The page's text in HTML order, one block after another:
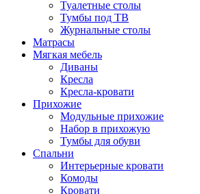
Туалетные столы
Тумбы под ТВ
Журнальные столы
Матрасы
Мягкая мебель
Диваны
Кресла
Кресла-кровати
Прихожие
Модульные прихожие
Набор в прихожую
Тумбы для обуви
Спальни
Интерьерные кровати
Комоды
Кровати